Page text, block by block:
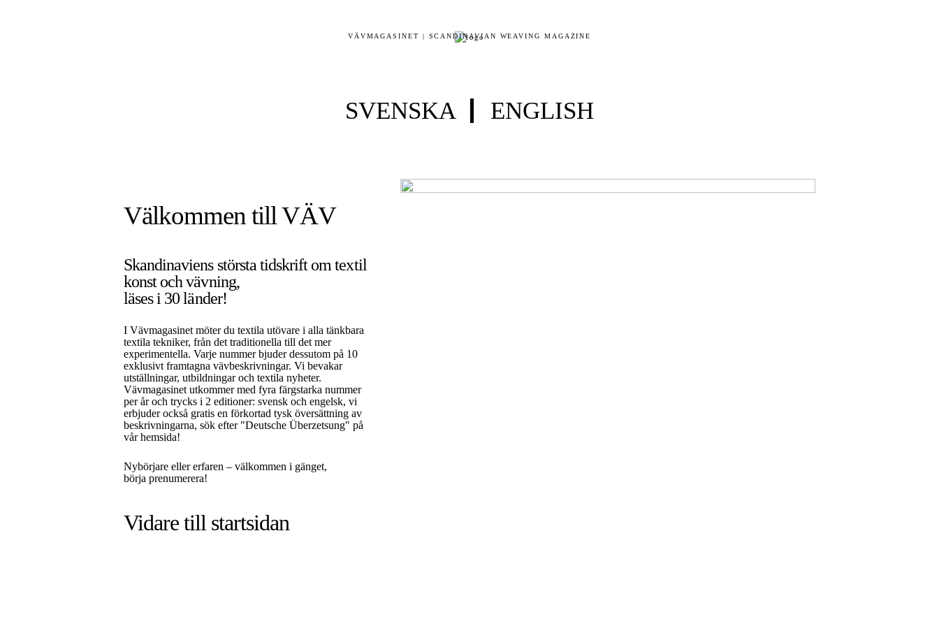
VÄVMAGASINET | SCANDINAVIAN WEAVING MAGAZINE
SVENSKA ENGLISH
Välkommen till VÄV
Skandinaviens största tidskrift om textil
konst och vävning,
läses i 30 länder!
I Vävmagasinet möter du textila utövare i alla tänkbara
textila tekniker, från det traditionella till det mer
experimentella. Varje nummer bjuder dessutom på 10
exklusivt framtagna vävbeskrivningar. Vi bevakar
utställningar, utbildningar och textila nyheter.
Vävmagasinet utkommer med fyra färgstarka nummer
per år och trycks i 2 editioner: svensk och engelsk, vi
erbjuder också gratis en förkortad tysk översättning av
beskrivningarna, sök efter "Deutsche Überzetsung" på
vår hemsida!
Nybörjare eller erfaren – välkommen i gänget,
börja prenumerera!
Vidare till startsidan